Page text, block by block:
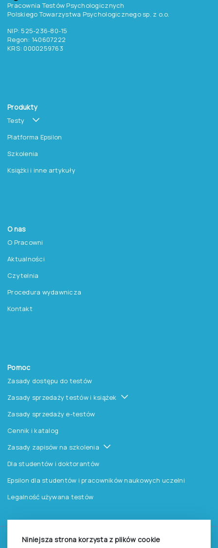
Niniejsza strona korzysta z plików cookie
Pracownia Testów Psychologicznych
Polskiego Towarzystwa Psychologicznego sp. z o.o.
NIP: 525-236-80-15
Regon: 140607222
KRS: 0000259763
Produkty
Testy
Platforma Epsilon
Szkolenia
Książki i inne artykuły
O nas
O Pracowni
Aktualności
Czytelnia
Procedura wydawnicza
Kontakt
Pomoc
Zasady dostępu do testów
Zasady sprzedaży testów i książek
Zasady sprzedaży e-testów
Cennik i katalog
Zasady zapisów na szkolenia
Dla studentów i doktorantów
Epsilon dla studentów i pracowników naukowych uczelni
Legalność używana testów
Pracownia Testów Psychologicznych Polskiego